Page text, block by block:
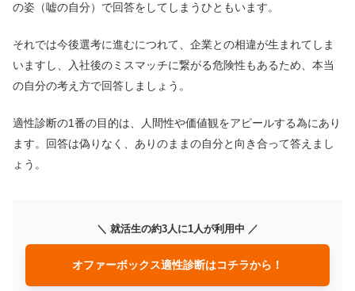
の姿（嘘の自分）で回答をしてしまうひともいます。
それでは今後選考に進むにつれて、企業との相違が生まれてしま
いますし、入社後のミスマッチに繋がる危険性もあるため、本当
の自分の考え方で回答しましょう。
適性診断の1番の目的は、人間性や価値観をアピールする為にあり
ます。回答は偽りなく、ありのままの自分と向き合って答えまし
ょう。
＼ 就活生の約3人に1人が利用中 ／
オファーボックス適性診断はコチラから！